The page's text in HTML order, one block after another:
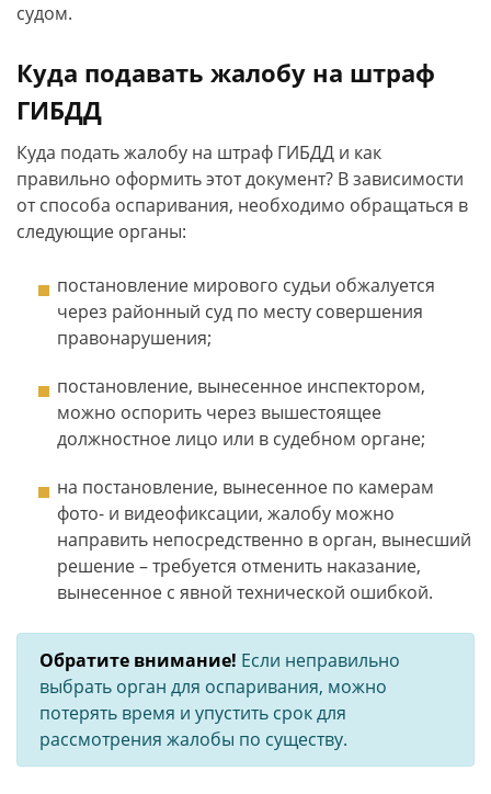
судом.
Куда подавать жалобу на штраф
ГИБДД
Куда подать жалобу на штраф ГИБДД и как
правильно оформить этот документ? В зависимости
от способа оспаривания, необходимо обращаться в
следующие органы:
постановление мирового судьи обжалуется
через районный суд по месту совершения
правонарушения;
постановление, вынесенное инспектором,
можно оспорить через вышестоящее
должностное лицо или в судебном органе;
на постановление, вынесенное по камерам
фото- и видеофиксации, жалобу можно
направить непосредственно в орган, вынесший
решение – требуется отменить наказание,
вынесенное с явной технической ошибкой.
Обратите внимание! Если неправильно
выбрать орган для оспаривания, можно
потерять время и упустить срок для
рассмотрения жалобы по существу.